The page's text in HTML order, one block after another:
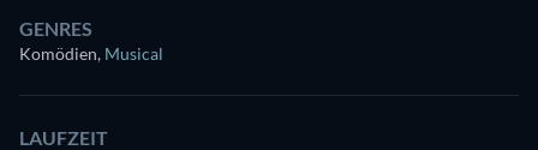
GENRES
Komödien, Musical
LAUFZEIT